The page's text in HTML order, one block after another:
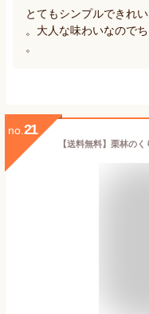
とてもシンプルできれ
。大人な味わいなので
。
no. 21